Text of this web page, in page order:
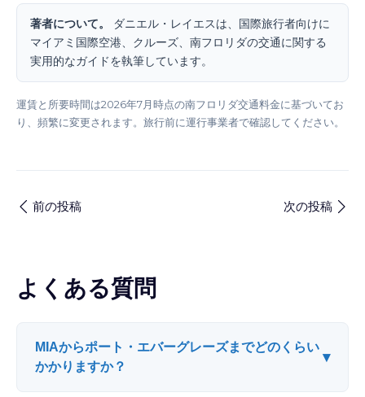
著者について。
ダニエル・レイエスは、国際旅行者向けに
マイアミ国際空港、クルーズ、南フロリダの交通に関する
実用的なガイドを執筆しています。
運賃と所要時間は2026年7月時点の南フロリダ交通料金に基づいてお
り、頻繁に変更されます。旅行前に運行事業者で確認してください。
前の投稿 次の投稿
よくある質問
MIAからポート・エバーグレーズまでどのくらい
かかりますか？
▾